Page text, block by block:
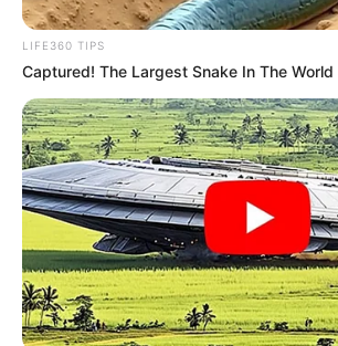
LIFE360 TIPS
Captured! The Largest Snake In The